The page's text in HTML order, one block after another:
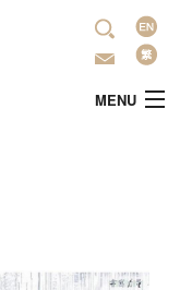
语
言
MENU